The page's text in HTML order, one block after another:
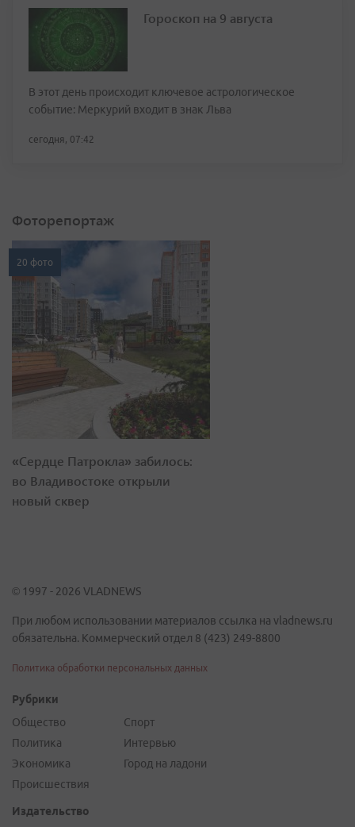
Гороскоп на 9 августа
В этот день происходит ключевое астрологическое
событие: Меркурий входит в знак Льва
сегодня, 07:42
Фоторепортаж
20 фото
«Сердце Патрокла» забилось:
во Владивостоке открыли
новый сквер
© 1997 - 2026 VLADNEWS
При любом использовании материалов ссылка на vladnews.ru
обязательна. Коммерческий отдел 8 (423) 249-8800
Политика обработки персональных данных
Рубрики
Общество
Политика
Экономика
Происшествия
Спорт
Интервью
Город на ладони
Издательство